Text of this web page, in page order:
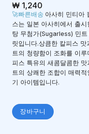
5 중에서
4.9로 평가
됨
₩1,240
🚀빠른배송 아사히 민티아
스는 일본 아사히에서 출시
탕 무첨가(Sugarless) 민트
릿입니다.상큼한 칼피스 맛
트의 청량함이 조화를 이루
피스 특유의 새콤달콤한 맛
트의 상쾌한 조합이 매력적
기 아이템입니다.
장바구니